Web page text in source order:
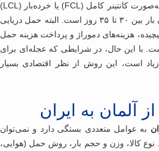
انجام می‌شود و بارها می‌توانند به‌صورت کانتینر کامل (FCL) یا خرده‌بار (LCL)
ارسال گردند. مدت زمان رسیدن بار بین ۳۰ تا ۳۵ روز است. البته حمل دریایی
هزینه‌های دموراژ و پرداخت هزینه حمل
با این حال، در شرایطی که عجله‌ای برای
است، این روش از نظر اقتصادی بسیار
آلمان به ایران
به عوامل متعددی بستگی دارد و نمی‌توان
کالا، وزن و حجم بار، روش حمل (هوایی،